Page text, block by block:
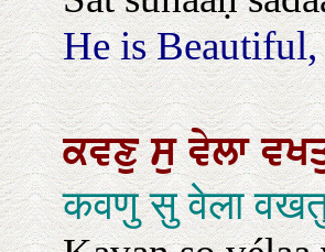
He is
ਕਵਣੁਸੁਵੇਲਾ
कवणु सु वेला